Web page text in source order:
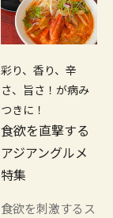
彩り、香り、辛
さ、旨さ！が病み
つきに！
食欲を直撃する
アジアングルメ
特集
食欲を刺激するス